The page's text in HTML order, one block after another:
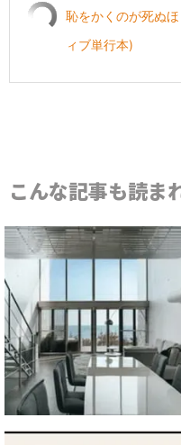
恥をかくのが死ぬ
ィブ単行本)
こんな記事も読ま